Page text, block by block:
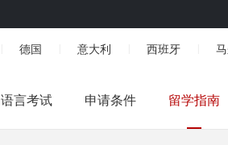
德国 意大利 西班牙
语言考试 申请条件 留学指南